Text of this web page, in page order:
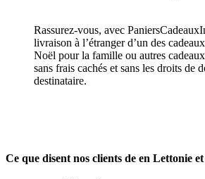
Rassurez-vous, avec
livraison à l’étranger d’un des
Noël pour la famille ou autres
sans frais cachés et sans les droits de
destinataire.
Ce que disent nos clients de en Lettonie